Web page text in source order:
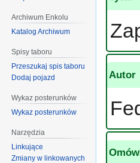
Autor
Archiwum Enkolu
Katalog Archiwum
Spisy taboru
Przeszukaj spis taboru
Dodaj pojazd
Wykaz posterunków
Wykaz posterunków
Narzędzia
Linkujące
Zmiany w linkowanych